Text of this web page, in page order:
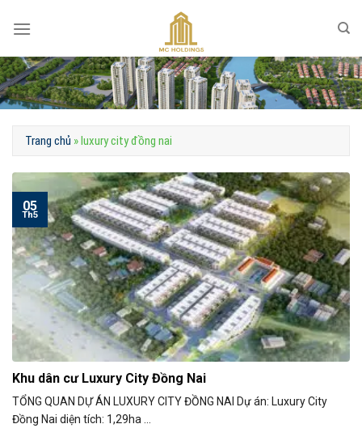
Trang chủ »luxury city đồng nai
Khu dân cư Luxury City Đồng Nai
TỔNG QUAN DỰ ÁN LUXURY CITY ĐỒNG NAI Dự án: Luxury City
Đồng Nai diện tích: 1,29ha ...
05
Th5